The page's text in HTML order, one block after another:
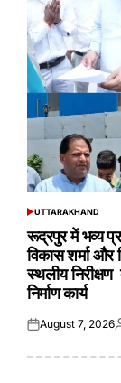
POSTED
UTTARAKHAND
रूद्रपुर में भव्य
विकास शर्मा और
स्थलीय
निर्माण कार्य
Posted
August 7, 2026